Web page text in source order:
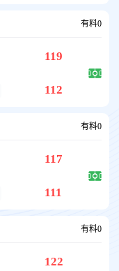
有料0
119
112
有料0
117
111
有料0
122